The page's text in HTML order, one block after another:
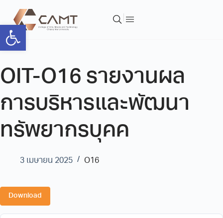
Open toolbar
OIT-O16 รายงานผล
การบริหารและพัฒนา
ทรัพยากรบุคค
3 เมษายน 2025 O16
Download